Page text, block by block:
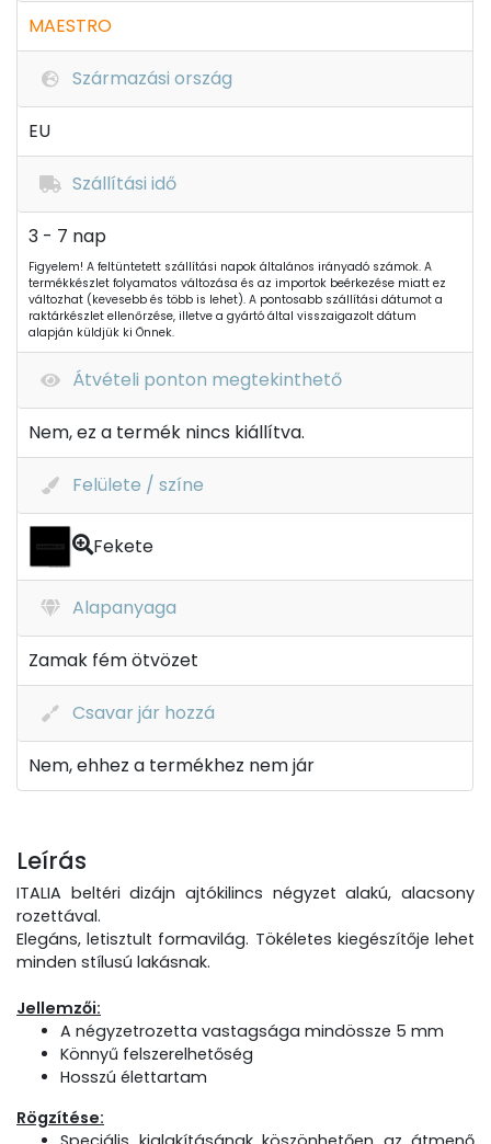
MAESTRO
Származási ország
EU
Szállítási idő
3 - 7 nap
Figyelem! A feltüntetett szállítási napok általános irányadó számok. A
termékkészlet folyamatos változása és az importok beérkezése miatt ez
változhat (kevesebb és több is lehet). A pontosabb szállítási dátumot a
raktárkészlet ellenőrzése, illetve a gyártó által visszaigazolt dátum
alapján küldjük ki Önnek.
Átvételi ponton megtekinthető
Nem, ez a termék nincs kiállítva.
Felülete / színe
Fekete
Alapanyaga
Zamak fém ötvözet
Csavar jár hozzá
Nem, ehhez a termékhez nem jár
Leírás
ITALIA beltéri dizájn ajtókilincs négyzet alakú, alacsony
rozettával.
Elegáns, letisztult formavilág. Tökéletes kiegészítője lehet
minden stílusú lakásnak.
Jellemzői:
A négyzetrozetta vastagsága mindössze 5 mm
Könnyű felszerelhetőség
Hosszú élettartam
Rögzítése: